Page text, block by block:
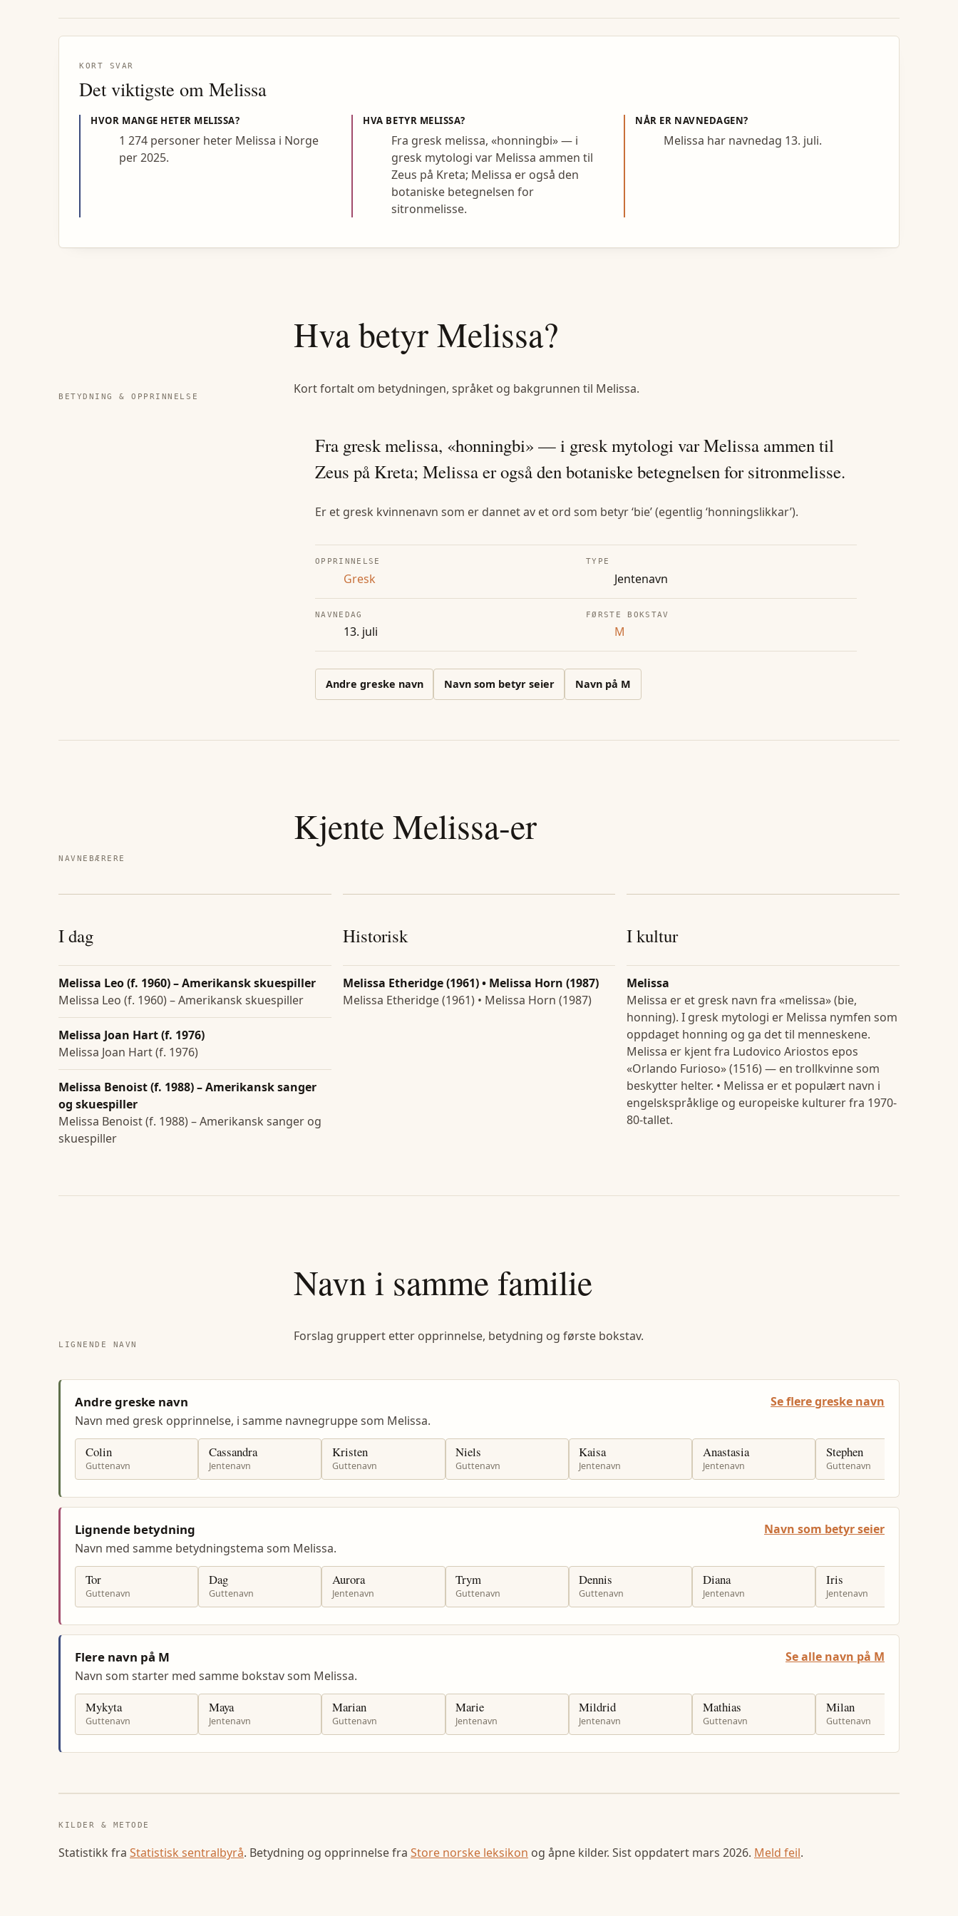
KORT SVAR
Det viktigste om Melissa
HVOR MANGE HETER MELISSA?
1 274 personer heter Melissa i Norge
per 2025.
HVA BETYR MELISSA?
Fra gresk melissa, «honningbi» — i
gresk mytologi var Melissa ammen til
Zeus på Kreta; Melissa er også den
botaniske betegnelsen for
sitronmelisse.
NÅR ER NAVNEDAGEN?
Melissa har navnedag 13. juli.
BETYDNING & OPPRINNELSE
Hva betyrMelissa?
Kort fortalt om betydningen, språket og bakgrunnen til Melissa.
Fra gresk melissa, «honningbi» — i gresk mytologi var Melissa ammen til
Zeus på Kreta; Melissa er også den botaniske betegnelsen for sitronmelisse.
Er et gresk kvinnenavn som er dannet av et ord som betyr ‘bie’ (egentlig ‘honningslikkar’).
OPPRINNELSE
Gresk
TYPE
Jentenavn
NAVNEDAG
13. juli
FØRSTE BOKSTAV
M
Andre greske navn Navn som betyr seier Navn på M
NAVNEBÆRERE
KjenteMelissa-er
I dag
Melissa Leo (f. 1960) – Amerikansk skuespiller
Melissa Leo (f. 1960) – Amerikansk skuespiller
Melissa Joan Hart (f. 1976)
Melissa Joan Hart (f. 1976)
Melissa Benoist (f. 1988) – Amerikansk sanger
og skuespiller
Melissa Benoist (f. 1988) – Amerikansk sanger og
skuespiller
Historisk
Melissa Etheridge (1961) • Melissa Horn (1987)
Melissa Etheridge (1961) • Melissa Horn (1987)
I kultur
Melissa
Melissa er et gresk navn fra «melissa» (bie,
honning). I gresk mytologi er Melissa nymfen som
oppdaget honning og ga det til menneskene.
Melissa er kjent fra Ludovico Ariostos epos
«Orlando Furioso» (1516) — en trollkvinne som
beskytter helter. • Melissa er et populært navn i
engelskspråklige og europeiske kulturer fra 1970-
80-tallet.
LIGNENDE NAVN
Navn i samme familie
Forslag gruppert etter opprinnelse, betydning og første bokstav.
Andre greske navn
Navn med gresk opprinnelse, i samme navnegruppe som Melissa.
Se flere greske navn
Colin
Guttenavn
Cassandra
Jentenavn
Kristen
Guttenavn
Niels
Guttenavn
Kaisa
Jentenavn
Anastasia
Jentenavn
Stephen
Guttenavn
Lignende betydning
Navn med samme betydningstema som Melissa.
Navn som betyr seier
Tor
Guttenavn
Dag
Guttenavn
Aurora
Jentenavn
Trym
Guttenavn
Dennis
Guttenavn
Diana
Jentenavn
Iris
Jentenavn
Flere navn på M
Navn som starter med samme bokstav som Melissa.
Se alle navn på M
Mykyta
Guttenavn
Maya
Jentenavn
Marian
Guttenavn
Marie
Jentenavn
Mildrid
Jentenavn
Mathias
Guttenavn
Milan
Guttenavn
KILDER & METODE
Statistikk fra Statistisk sentralbyrå. Betydning og opprinnelse fra Store norske leksikon og åpne kilder. Sist oppdatert mars 2026. Meld feil.